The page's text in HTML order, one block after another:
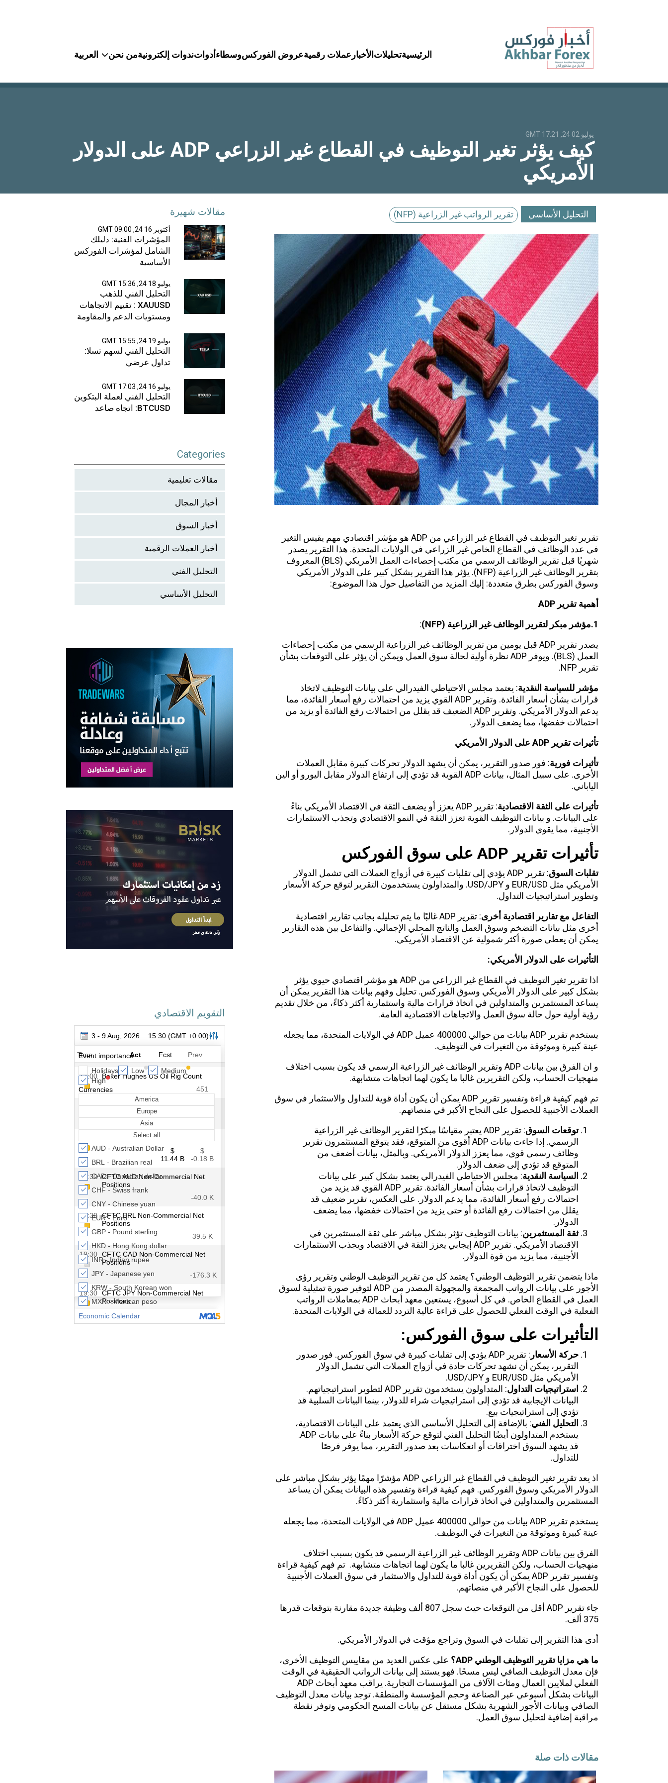
الرئيسيةتحليلات الأخبار عملات رقميةعروض الفوركسوسطاءأدواتندوات إلكترونيةمن نحن العربية
يوليو 02 24, 17:21 GMT
كيف يؤثر تغير التوظيف في القطاع غير الزراعي ADP على الدولار
الأمريكي
التحليل الأساسي تقرير الرواتب غير الزراعية (NFP)
تقرير تغير التوظيف في القطاع غير الزراعي
من ADP هو مؤشر اقتصادي مهم يقيس التغير
في عدد الوظائف في القطاع الخاص غير الزراعي في الولايات المتحدة. هذا التقرير يصدر
شهريًا قبل تقرير الوظائف الرسمي من مكتب إحصاءات العمل الأمريكي (BLS) المعروف
بتقرير الوظائف غير الزراعية (NFP). يؤثر هذا التقرير بشكل كبير على الدولار الأمريكي
وسوق الفوركس بطرق متعددة: إليك المزيد من التفاصيل حول هذا الموضوع:
أهمية تقرير ADP
1.مؤشر مبكر لتقرير الوظائف غير الزراعية
(NFP)
:
يصدر تقرير ADP قبل يومين من تقرير الوظائف غير الزراعية الرسمي من مكتب إحصاءات
العمل (BLS). ويوفر ADP نظرة أولية لحالة سوق العمل ويمكن أن يؤثر على التوقعات بشأن
تقرير NFP.
مؤشر للسياسة النقدية: يعتمد مجلس الاحتياطي الفيدرالي على بيانات التوظيف لاتخاذ
قرارات بشأن أسعار الفائدة. وتقرير ADP القوي يزيد من احتمالات رفع أسعار الفائدة، مما
يدعم الدولار الأمريكي. وتقرير ADP الضعيف قد يقلل من احتمالات رفع الفائدة أو يزيد من
احتمالات خفضها، مما يضعف الدولار.
تأثيرات تقرير ADP
على الدولار الأمريكي
تأثيرات فورية: فور صدور التقرير، يمكن أن يشهد الدولار تحركات كبيرة مقابل العملات
الأخرى. على سبيل المثال، بيانات ADP القوية قد تؤدي إلى ارتفاع الدولار مقابل اليورو أو الين
الياباني.
تأثيرات على الثقة الاقتصادية
: تقرير ADP يعزز أو يضعف الثقة في الاقتصاد الأمريكي بناءً
على البيانات. و بيانات التوظيف القوية تعزز الثقة في النمو الاقتصادي وتجذب الاستثمارات
الأجنبية، مما يقوي الدولار.
تأثيرات تقرير على سوق الفوركس
تقلبات السوق
: تقرير ADP يؤدي إلى تقلبات كبيرة في أزواج العملات التي تشمل الدولار
الأمريكي مثل EUR/USD و USD/JPY. والمتداولون يستخدمون التقرير لتوقع حركة الأسعار
وتطوير استراتيجيات التداول.
التفاعل مع تقارير اقتصادية أخرى
: تقرير ADP غالبًا ما يتم تحليله بجانب تقارير اقتصادية
أخرى مثل بيانات التضخم وسوق العمل والناتج المحلي الإجمالي. والتفاعل بين هذه التقارير
يمكن أن يعطي صورة أكثر شمولية عن الاقتصاد الأمريكي.
التأثيرات على الدولار الأمريكي:
اذا تقرير تغير التوظيف في القطاع غير الزراعي من ADP هو مؤشر اقتصادي حيوي يؤثر
بشكل كبير على الدولار الأمريكي وسوق الفوركس. تحليل وفهم بيانات هذا التقرير يمكن أن
يساعد المستثمرين والمتداولين في اتخاذ قرارات مالية واستثمارية أكثر ذكاءً، من خلال تقديم
رؤية أولية حول حالة سوق العمل والاتجاهات الاقتصادية العامة.
يستخدم تقرير ADP بيانات من حوالي 400000 عميل ADP في الولايات المتحدة، مما يجعله
عينة كبيرة وموثوقة من التغيرات في التوظيف.
و ان الفرق بين بيانات ADP وتقرير الوظائف غير الزراعية الرسمي قد يكون بسبب اختلاف
منهجيات الحساب، ولكن التقريرين غالبا ما يكون لهما اتجاهات متشابهة.
تم فهم كيفية قراءة وتفسير تقرير ADP يمكن أن يكون أداة قوية للتداول والاستثمار في سوق
العملات الأجنبية للحصول على النجاح الأكبر في منصاتهم.
توقعات السوق
: تقرير ADP يعتبر مقياسًا مبكرًا لتقرير الوظائف غير الزراعية
الرسمي. إذا جاءت بيانات ADP أقوى من المتوقع، فقد يتوقع المستثمرون تقرير
وظائف رسمي قوي، مما يعزز الدولار الأمريكي. وبالمثل، بيانات أضعف من
المتوقع قد تؤدي إلى ضعف الدولار.
السياسة النقدية: مجلس الاحتياطي الفيدرالي يعتمد بشكل كبير على بيانات
التوظيف لاتخاذ قرارات بشأن أسعار الفائدة. تقرير ADP القوي قد يزيد من
احتمالات رفع أسعار الفائدة، مما يدعم الدولار. على العكس، تقرير ضعيف قد
يقلل من احتمالات رفع الفائدة أو حتى يزيد من احتمالات خفضها، مما يضعف
الدولار.
ثقة المستثمرين: بيانات التوظيف تؤثر بشكل مباشر على ثقة المستثمرين في
الاقتصاد الأمريكي. تقرير ADP إيجابي يعزز الثقة في الاقتصاد ويجذب الاستثمارات
الأجنبية، مما يزيد من قوة الدولار.
ماذا يتضمن تقرير التوظيف الوطني؟ يعتمد كل من تقرير التوظيف الوطني وتقرير رؤى
الأجور على بيانات الرواتب المجمعة والمجهولة المصدر من ADP لتوفير صورة تمثيلية لسوق
العمل في القطاع الخاص. في كل أسبوع، يستعين معهد أبحاث ADP بمعاملات الرواتب
الفعلية في الوقت الفعلي للحصول على قراءة عالية التردد للعمالة في الولايات المتحدة.
التأثيرات على سوق الفوركس:
حركة الأسعار
: تقرير ADP يؤدي إلى تقلبات كبيرة في سوق الفوركس. فور صدور
التقرير، يمكن أن نشهد تحركات حادة في أزواج العملات التي تشمل الدولار
الأمريكي مثل EUR/USD و USD/JPY.
استراتيجيات التداول
: المتداولون يستخدمون تقرير ADP لتطوير استراتيجياتهم.
البيانات الإيجابية قد تؤدي إلى استراتيجيات شراء للدولار، بينما البيانات السلبية قد
تؤدي إلى استراتيجيات بيع.
التحليل الفني: بالإضافة إلى التحليل الأساسي الذي يعتمد على البيانات الاقتصادية،
يستخدم المتداولون أيضًا التحليل الفني لتوقع حركة الأسعار بناءً على بيانات ADP.
قد يشهد السوق اختراقات أو انعكاسات بعد صدور التقرير، مما يوفر فرصًا
للتداول.
اذ يعد تقرير تغير التوظيف في القطاع غير الزراعي ADP مؤشرًا مهمًا يؤثر بشكل مباشر على
الدولار الأمريكي وسوق الفوركس. فهم كيفية قراءة وتفسير هذه البيانات يمكن أن يساعد
المستثمرين والمتداولين في اتخاذ قرارات مالية واستثمارية أكثر ذكاءً.
يستخدم تقرير ADP بيانات من حوالي 400000 عميل ADP في الولايات المتحدة، مما يجعله
عينة كبيرة وموثوقة من التغيرات في التوظيف.
الفرق بين بيانات ADP وتقرير الوظائف غير الزراعية الرسمي قد يكون بسبب اختلاف
منهجيات الحساب، ولكن التقريرين غالبا ما يكون لهما اتجاهات متشابهة. تم فهم كيفية قراءة
وتفسير تقرير ADP يمكن أن يكون أداة قوية للتداول والاستثمار في سوق العملات الأجنبية
للحصول على النجاح الأكبر في منصاتهم.
جاء تقرير ADP أقل من التوقعات حيث سجل 807 ألف وظيفة جديدة مقارنة بتوقعات قدرها
375 ألف.
أدى هذا التقرير إلى تقلبات في السوق وتراجع مؤقت في الدولار الأمريكي.
ما هي مزايا تقرير التوظيف الوطني ADP ؟ على عكس العديد من مقاييس التوظيف الأخرى،
فإن معدل التوظيف الصافي ليس مسحًا. فهو يستند إلى بيانات الرواتب الحقيقية في الوقت
الفعلي لملايين العمال ومئات الآلاف من المؤسسات التجارية. يراقب معهد أبحاث ADP
البيانات بشكل أسبوعي عبر الصناعة وحجم المؤسسة والمنطقة. توجد بيانات معدل التوظيف
الصافي وبيانات الأجور الشهرية بشكل مستقل عن بيانات المسح الحكومي وتوفر نقطة
مراقبة إضافية لتحليل سوق العمل.
مقالات ذات صلة
مقالات شهيرة
أكتوبر 16 24, 09:00 GMT
المؤشرات الفنية: دليلك
الشامل لمؤشرات الفوركس
الأساسية
يوليو 18 24, 15:36 GMT
التحليل الفني للذهب
XAUUSD : تقييم الاتجاهات
ومستويات الدعم والمقاومة
يوليو 19 24, 15:55 GMT
التحليل الفني لسهم تسلا:
تداول عرضي
يوليو 16 24, 17:03 GMT
التحليل الفني لعملة البتكوين
BTCUSD: اتجاه صاعد
Categories
مقالات تعليمية
أخبار المجال
أخبار السوق
أخبار العملات الرقمية
التحليل الفني
التحليل الأساسي
التقويم الاقتصادي